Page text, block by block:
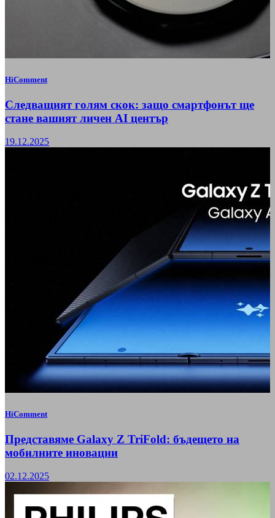
HiComment
Следващият голям скок: защо смартфонът ще
стане вашият личен AI център
19.12.2025
HiComment
Представяме Galaxy Z TriFold: бъдещето на
мобилните иновации
02.12.2025